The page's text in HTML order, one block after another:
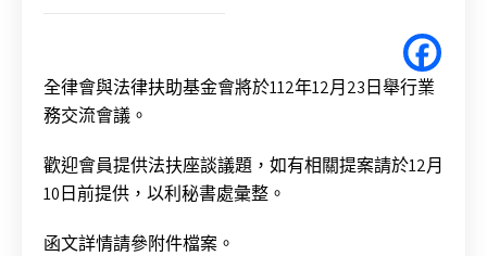
全律會與法律扶助基金會將於112年12月23日舉行業
務交流會議。
歡迎會員提供法扶座談議題，如有相關提案請於12月
10日前提供，以利秘書處彙整。
函文詳情請參附件檔案。